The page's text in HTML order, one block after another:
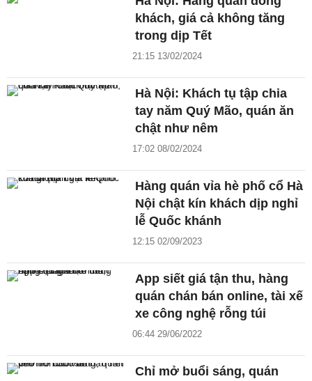
khách, giá cả không tăng
trong dịp Tết
21:15 13/02/2024
Hà Nội: Khách tụ tập chia
tay năm Quý Mão, quán ăn
chật như nêm
17:02 08/02/2024
Hàng quán vỉa hè phố cổ Hà
Nội chật kín khách dịp nghỉ
lễ Quốc khánh
12:15 02/09/2023
App siết giá tận thu, hàng
quán chán bán online, tài xế
xe công nghệ rỗng túi
06:44 29/06/2022
Chỉ mở buổi sáng, quán